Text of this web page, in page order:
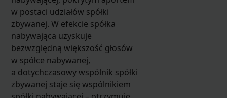
w postaci udziałów spółki
zbywanej. W efekcie spółka
nabywająca uzyskuje
bezwzględną większość głosów
w spółce nabywanej,
a dotychczasowy wspólnik spółki
zbywanej staje się wspólnikiem